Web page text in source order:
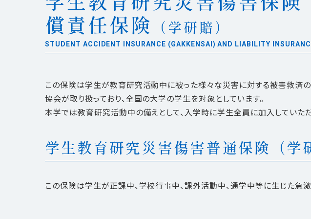
償責任保険 （学研賠）
STUDENT ACCIDENT INSURANCE (GAKKENSAI) AND LIABILITY
この保険は学生が教育研究活動中に被った様々な災害に対する被害救済
協会が取り扱っており、全国の大学の学生を対象としています。
本学では教育研究活動中の備えとして、入学時に学生全員に加入していただ
学生教育研究災害傷害普通保険（学
この保険は学生が正課中、学校行事中、課外活動中、通学中等に生じた